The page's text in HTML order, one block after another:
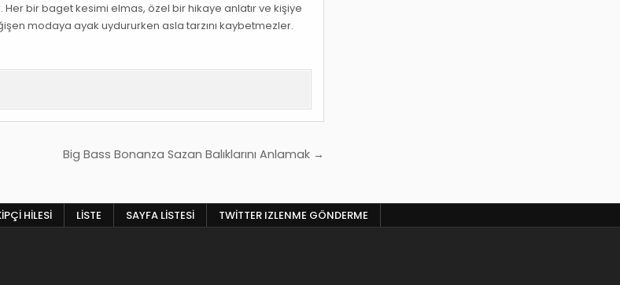
bir baget kesimi elmas, özel bir hikaye anlatır ve kişiye
modaya ayak uydururken asla tarzını kaybetmezler.
Big Bass Bonanza Sazan Balıklarını Anlamak →
HILESI LISTE SAYFA LISTESI TWITTER IZLENME GÖNDERME